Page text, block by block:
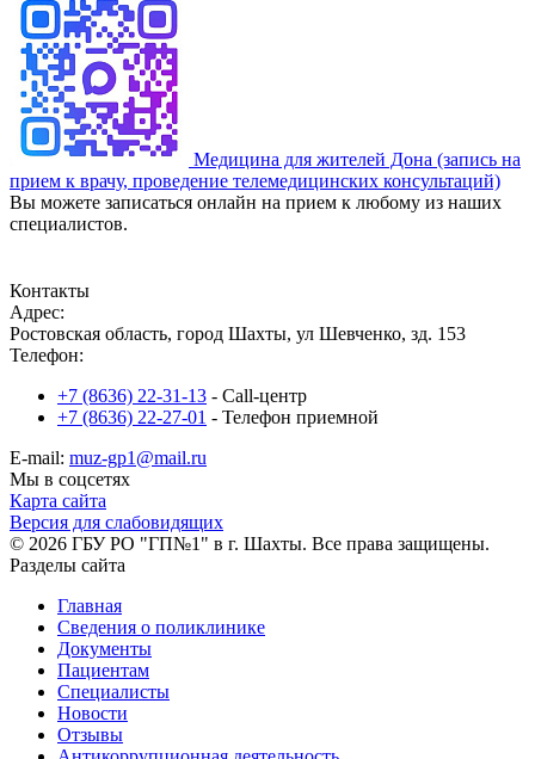
Медицина для жителей Дона (запись на
прием к врачу, проведение телемедицинских консультаций)
Вы можете записаться онлайн на прием к любому из наших
специалистов.
Контакты
Адрес:
Ростовская область, город Шахты, ул Шевченко, зд. 153
Телефон:
+7 (8636) 22-31-13 - Call-центр
+7 (8636) 22-27-01 - Телефон приемной
E-mail: muz-gp1@mail.ru
Мы в соцсетях
Карта сайта
Версия для слабовидящих
© 2026 ГБУ РО "ГП№1" в г. Шахты. Все права защищены.
Разделы сайта
Главная
Сведения о поликлинике
Документы
Пациентам
Специалисты
Новости
Отзывы